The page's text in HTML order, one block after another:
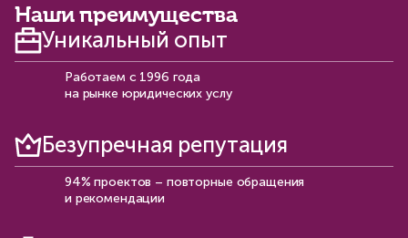
Наши преимущества
Уникальный опыт
Безупречная репутация
Работаем с 1996 года
на рынке юридических услу
94% проектов – повторные обращения
и рекомендации​